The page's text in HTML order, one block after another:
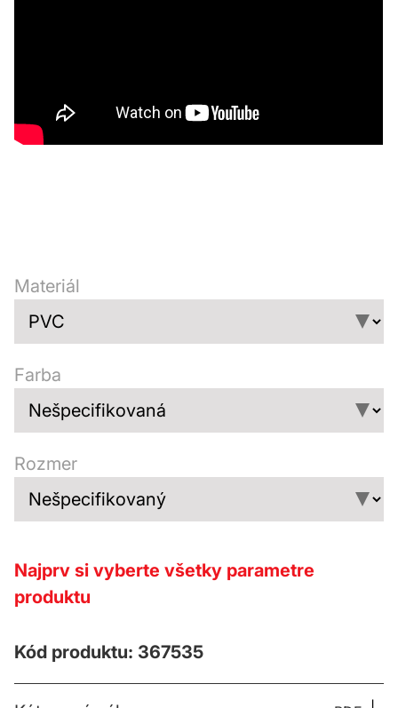
Materiál
Farba
Rozmer
Najprv si vyberte všetky parametre
produktu
Kód produktu: 367535